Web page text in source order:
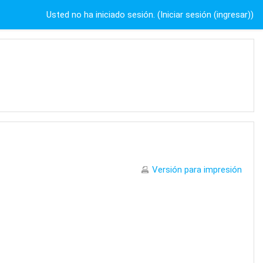
Usted no ha iniciado sesión. (Iniciar sesión (ingresar))
Versión para impresión